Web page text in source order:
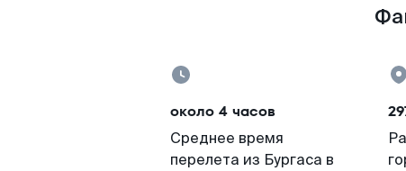
около 4 часов
Среднее время
перелета из Бургаса в